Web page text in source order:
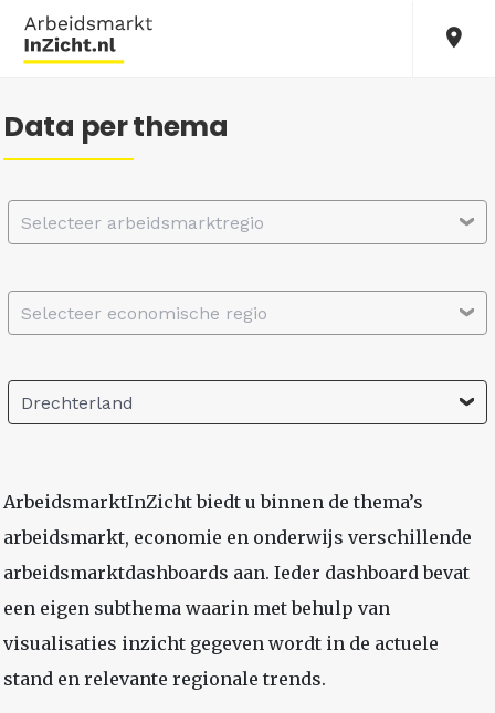
Data per thema
Selecteer arbeidsmarktregio
Selecteer economische regio
Drechterland
ArbeidsmarktInZicht biedt u binnen de thema’s
arbeidsmarkt, economie en onderwijs verschillende
arbeidsmarktdashboards aan. Ieder dashboard bevat
een eigen subthema waarin met behulp van
visualisaties inzicht gegeven wordt in de actuele
stand en relevante regionale trends.